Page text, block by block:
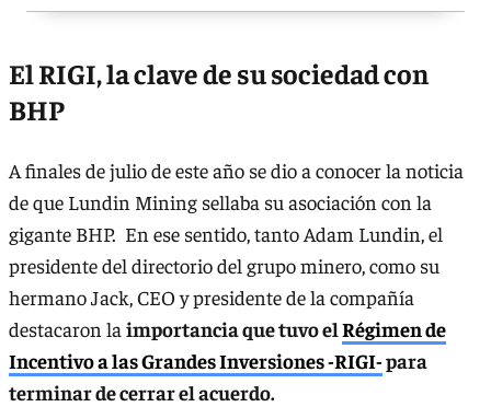
El RIGI, la clave de su sociedad con
BHP
A finales de julio de este año se dio a conocer la noticia
de que Lundin Mining sellaba su asociación con la
gigante BHP. En ese sentido, tanto Adam Lundin, el
presidente del directorio del grupo minero, como su
hermano Jack, CEO y presidente de la compañía
destacaron la importancia que tuvo elRégimen de
Incentivo a las Grandes Inversiones -RIGI-para
terminar de cerrar el acuerdo.